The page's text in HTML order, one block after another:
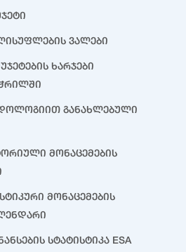
ვალები
ხარჯები
განახლებული
მონაცემების
მონაცემების
სტატისტიკა ESA